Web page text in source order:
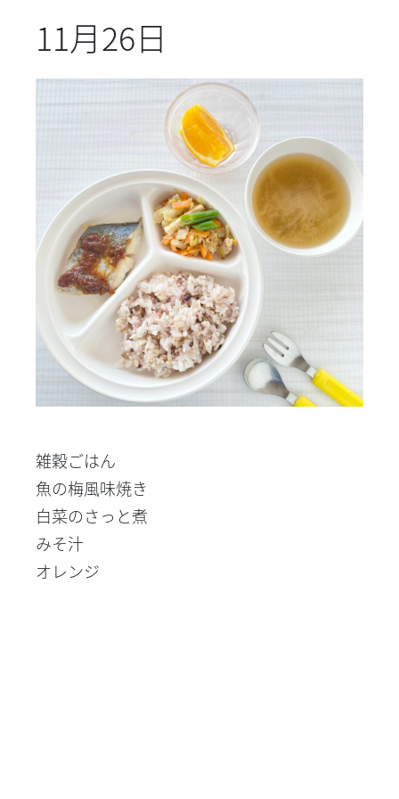
11月26日
雑穀ごはん
魚の梅風味焼き
白菜のさっと煮
みそ汁
オレンジ